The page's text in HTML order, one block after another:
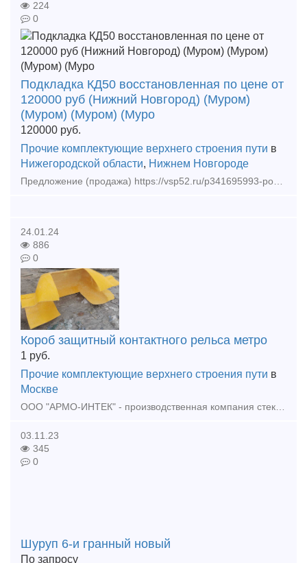
224
0
Подкладка КД50 восстановленная по цене от
120000 руб (Нижний Новгород) (Муром)
(Муром) (Муром) (Муро
120000 руб.
Прочие комплектующие верхнего строения пути в
Нижегородской области, Нижнем Новгороде
Предложение (продажа) https://vsp52.ru/p341695993-podkladka-kd50-vosstanovlennaya.html - Подкладка КБ50 восстановленная по цене от 790 руб/шт - П
24.01.24
886
0
Короб защитный контактного рельса метро
1 руб.
Прочие комплектующие верхнего строения пути в
Москве
ООО "АРМО-ИНТЕК" - производственная компания стеклопластиковых защитных коробов контактного рельса метро. Производим и продаем детали верхнего строения путей для метрополитена: 1) Короб защитный
03.11.23
345
0
Шуруп 6-и гранный новый
По запросу